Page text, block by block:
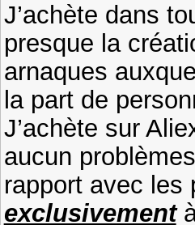
J’achète dans
presque la
arnaques
la part de
J’achète sur
aucun
rapport avec les
exclusivement